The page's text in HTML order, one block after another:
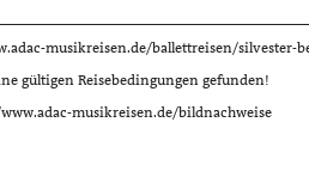
musikreisen.de/ballettreisen/silvester-
gültigen Reisebedingungen gefunden!
musikreisen.de/bildnachweise